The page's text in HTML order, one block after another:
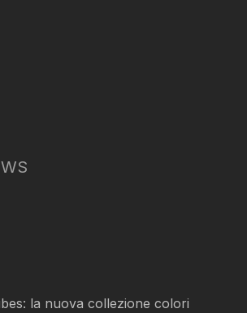
la nuova collezione colori